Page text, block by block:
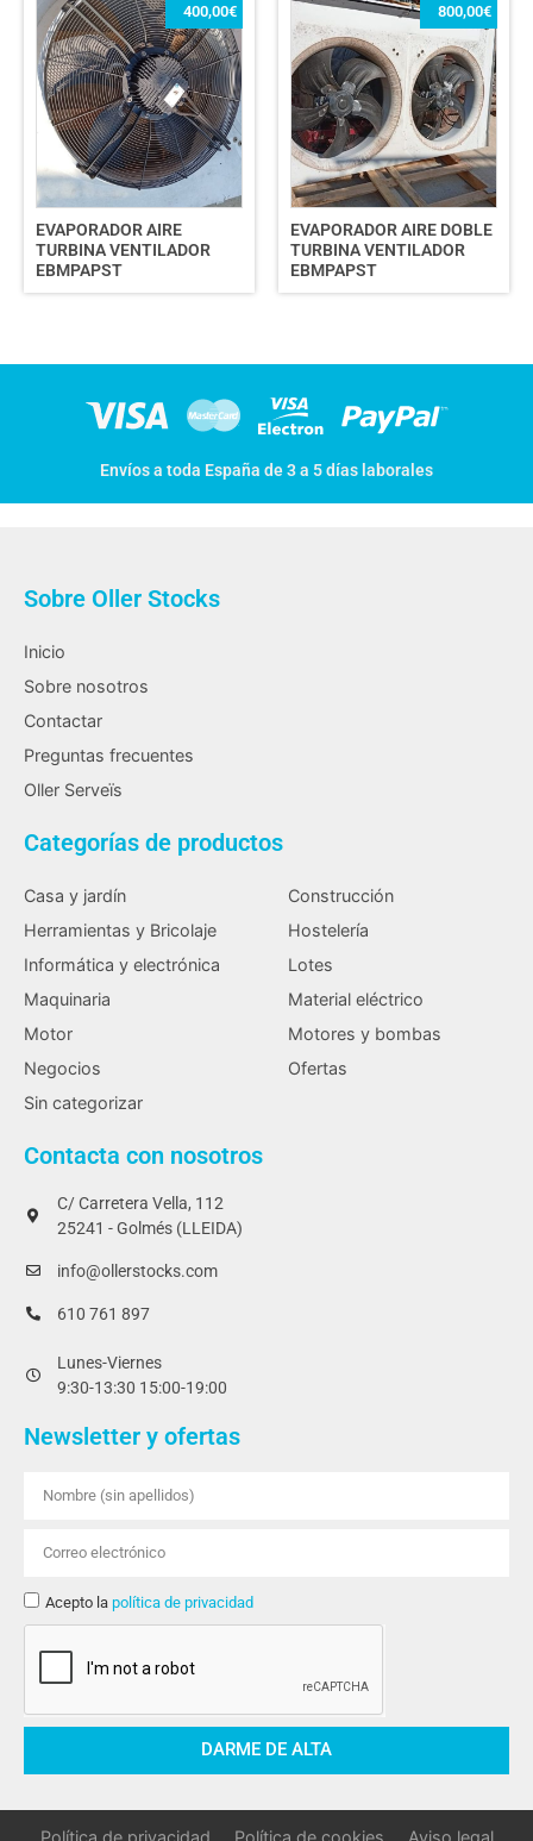
EVAPORADOR AIRE
TURBINA VENTILADOR
EBMPAPST
400,00€
EVAPORADOR AIRE DOBLE
TURBINA VENTILADOR
EBMPAPST
800,00€
Envíos a toda España de 3 a 5 días laborales
Sobre Oller Stocks
Inicio
Sobre nosotros
Contactar
Preguntas frecuentes
Oller Serveïs
Categorías de productos
Casa y jardín
Construcción
Herramientas y Bricolaje
Hostelería
Informática y electrónica
Lotes
Maquinaria
Material eléctrico
Motor
Motores y bombas
Negocios
Ofertas
Sin categorizar
Contacta con nosotros
C/ Carretera Vella, 112
25241 - Golmés (LLEIDA)
info@ollerstocks.com
610 761 897
Lunes-Viernes
9:30-13:30 15:00-19:00
Newsletter y ofertas
Acepto la política de privacidad
DARME DE ALTA
Política de privacidad Política de cookies Aviso legal